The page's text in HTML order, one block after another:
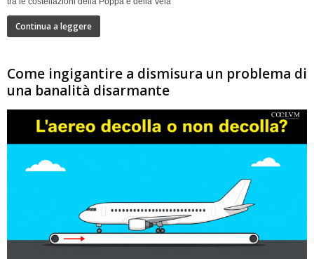
Continua a leggere
Come ingigantire a dismisura un problema di
una banalità disarmante